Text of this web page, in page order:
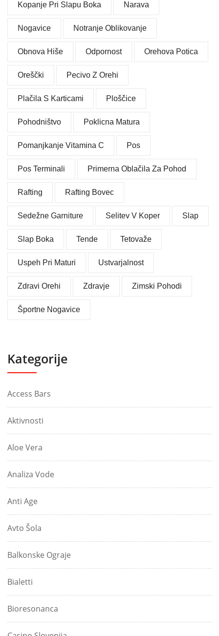
Kopanje Pri Slapu Boka Narava
Nogavice Notranje Oblikovanje
Obnova Hiše Odpornost Orehova Potica
Oreščki Pecivo Z Orehi
Plačila S Karticami Ploščice
Pohodništvo Poklicna Matura
Pomanjkanje Vitamina C Pos
Pos Terminali Primerna Oblačila Za Pohod
Rafting Rafting Bovec
Sedežne Garniture Selitev V Koper Slap
Slap Boka Tende Tetovaže
Uspeh Pri Maturi Ustvarjalnost
Zdravi Orehi Zdravje Zimski Pohodi
Športne Nogavice
Kategorije
Access Bars
Aktivnosti
Aloe Vera
Analiza Vode
Anti Age
Avto Šola
Balkonske Ograje
Bialetti
Bioresonanca